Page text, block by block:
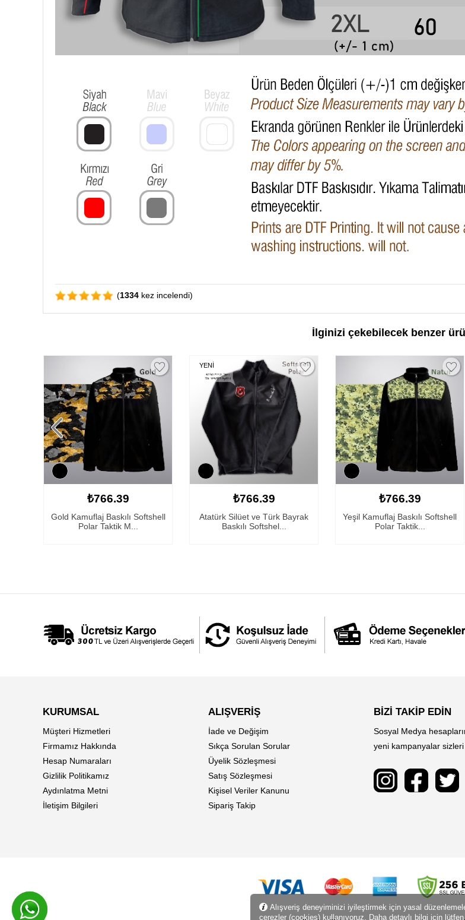
(1334 kez incelendi)
İlginizi çekebilecek benzer
₺766.39
Gold Kamuflaj Baskılı Softshell
Polar Taktik M...
YENİ
₺766.39
Atatürk Silüet ve Türk Bayrak
Baskılı Softshel...
₺766.39
Yeşil Kamuflaj Baskılı Softshell
Polar Taktik...
KURUMSAL ALIŞVERİŞ BİZİ TAKİP EDİN
Müşteri Hizmetleri
Firmamız Hakkında
Hesap Numaraları
Gizlilik Politikamız
Aydınlatma Metni
İletişim Bilgileri
İade ve Değişim
Sıkça Sorulan Sorular
Üyelik Sözleşmesi
Satış Sözleşmesi
Kişisel Veriler Kanunu
Sipariş Takip
Sosyal Medya
yeni kampanyalar
Alışveriş deneyiminizi iyileştirmek için yasal
çerezler (cookies) kullanıyoruz. Daha detaylı bilgi için lütfen